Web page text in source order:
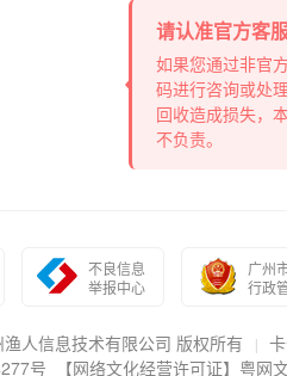
请认准官方客
如果您通过非官
码进行咨询或处
回收造成损失，
不负责。
不良信息
举报中心
广州
行政
人信息技术有限公司 版权所有
号 【网络文化经营许可证】粤网